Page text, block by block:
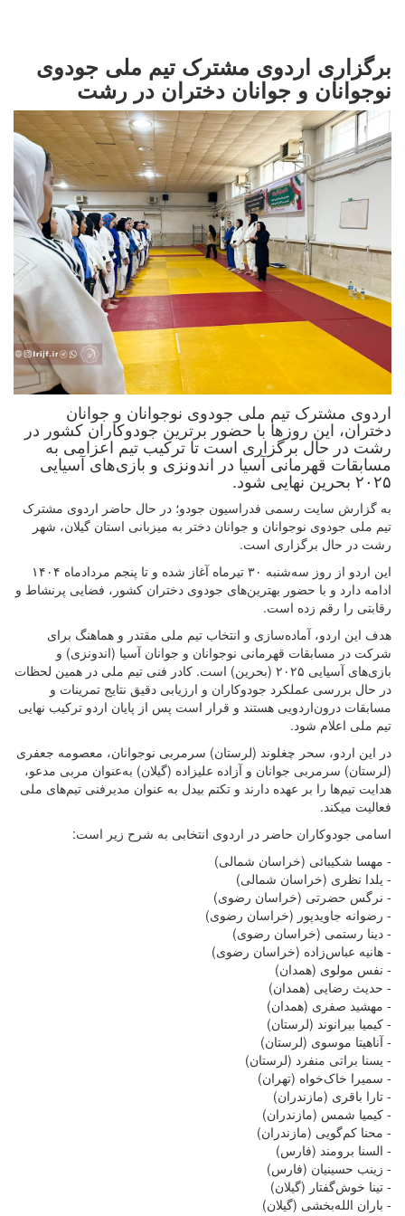
برگزاری اردوی مشترک تیم ملی جودوی
نوجوانان و جوانان دختران در رشت
اردوی مشترک تیم ملی جودوی نوجوانان و جوانان
دختران، این روزها با حضور برترین جودوکاران کشور در
رشت در حال برگزاری است تا ترکیب تیم اعزامی به
مسابقات قهرمانی آسیا در اندونزی و بازی‌های آسیایی
۲۰۲۵ بحرین نهایی شود.
به گزارش سایت رسمی فدراسیون جودو؛ در حال حاضر اردوی مشترک
تیم ملی جودوی نوجوانان و جوانان دختر به میزبانی استان گیلان، شهر
رشت در حال برگزاری است.
این اردو از روز سه‌شنبه ۳۰ تیرماه آغاز شده و تا پنجم مردادماه ۱۴۰۴
ادامه دارد و با حضور بهترین‌های جودوی دختران کشور، فضایی پرنشاط و
رقابتی را رقم زده است.
هدف این اردو، آماده‌سازی و انتخاب تیم ملی مقتدر و هماهنگ برای
شرکت در مسابقات قهرمانی نوجوانان و جوانان آسیا (اندونزی) و
بازی‌های آسیایی ۲۰۲۵ (بحرین) است. کادر فنی تیم ملی در همین لحظات
در حال بررسی عملکرد جودوکاران و ارزیابی دقیق نتایج تمرینات و
مسابقات درون‌اردویی هستند و قرار است پس از پایان اردو ترکیب نهایی
تیم ملی اعلام شود.
در این اردو، سحر چغلوند (لرستان) سرمربی نوجوانان، معصومه جعفری
(لرستان) سرمربی جوانان و آزاده علیزاده (گیلان) به‌عنوان مربی مدعو،
هدایت تیم‌ها را بر عهده دارند و تکتم بیدل به عنوان مدیرفنی تیم‌های ملی
فعالیت میکند.
اسامی جودوکاران حاضر در اردوی انتخابی به شرح زیر است:
- مهسا شکیبائی (خراسان شمالی)
- یلدا نظری (خراسان شمالی)
- نرگس حضرتی (خراسان رضوی)
- رضوانه جاویدپور (خراسان رضوی)
- دینا رستمی (خراسان رضوی)
- هانیه عباس‌زاده (خراسان رضوی)
- نفس مولوی (همدان)
- حدیث رضایی (همدان)
- مهشید صفری (همدان)
- کیمیا بیرانوند (لرستان)
- آناهیتا موسوی (لرستان)
- یسنا براتی منفرد (لرستان)
- سمیرا خاک‌خواه (تهران)
- تارا باقری (مازندران)
- کیمیا شمس (مازندران)
- محنا کم‌گویی (مازندران)
- السنا برومند (فارس)
- زینب حسینیان (فارس)
- تینا خوش‌گفتار (گیلان)
- باران الله‌بخشی (گیلان)